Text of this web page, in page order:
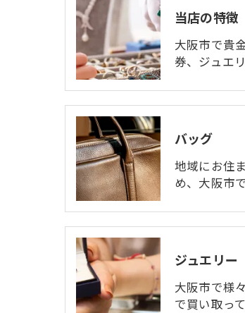
当店の特徴
大阪市で貴
券、ジュエ
バッグ
地域にお住
め、大阪市
ジュエリー
大阪市で様
で買い取っ